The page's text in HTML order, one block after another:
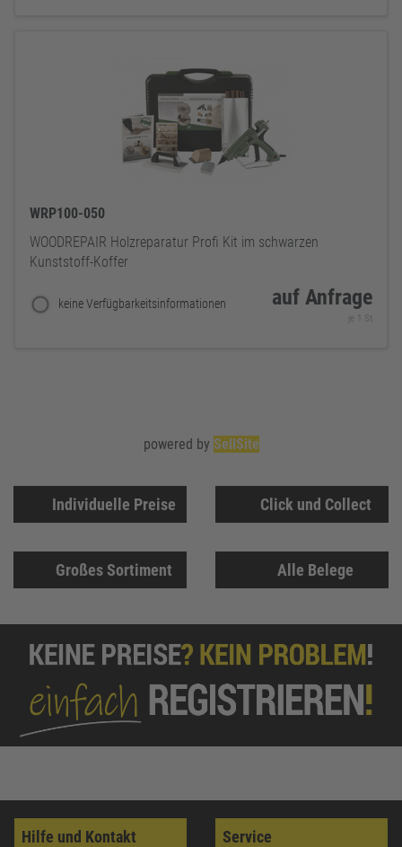
WRP100-050
WOODREPAIR Holzreparatur Profi Kit im schwarzen
Kunststoff-Koffer
keine Verfügbarkeitsinformationen auf Anfrage
je 1 St
Individuelle Preise Click und Collect
Großes Sortiment Alle Belege
Hilfe und Kontakt Service
powered by SellSite